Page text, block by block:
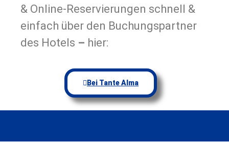
& Online-Reservierungen schnell &
einfach über den Buchungspartner
des Hotels – hier:
Bei Tante Alma